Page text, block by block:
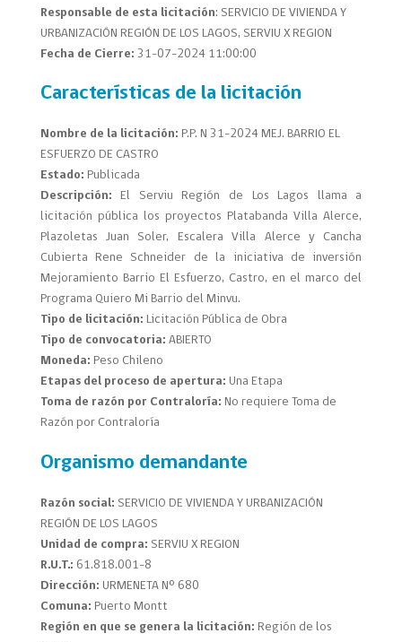
Responsable de esta licitación: SERVICIO DE VIVIENDA Y
URBANIZACIÓN REGIÓN DE LOS LAGOS, SERVIU X REGION
Fecha de Cierre: 31-07-2024 11:00:00
Características de la licitación
Nombre de la licitación: P.P. N 31-2024 MEJ. BARRIO EL
ESFUERZO DE CASTRO
Estado: Publicada
Descripción: El Serviu Región de Los Lagos llama a
licitación pública los proyectos Platabanda Villa Alerce,
Plazoletas Juan Soler, Escalera Villa Alerce y Cancha
Cubierta Rene Schneider de la iniciativa de inversión
Mejoramiento Barrio El Esfuerzo, Castro, en el marco del
Programa Quiero Mi Barrio del Minvu.
Tipo de licitación: Licitación Pública de Obra
Tipo de convocatoria: ABIERTO
Moneda: Peso Chileno
Etapas del proceso de apertura: Una Etapa
Toma de razón por Contraloría: No requiere Toma de
Razón por Contraloría
Organismo demandante
Razón social: SERVICIO DE VIVIENDA Y URBANIZACIÓN
REGIÓN DE LOS LAGOS
Unidad de compra: SERVIU X REGION
R.U.T.: 61.818.001-8
Dirección: URMENETA Nº 680
Comuna: Puerto Montt
Región en que se genera la licitación: Región de los